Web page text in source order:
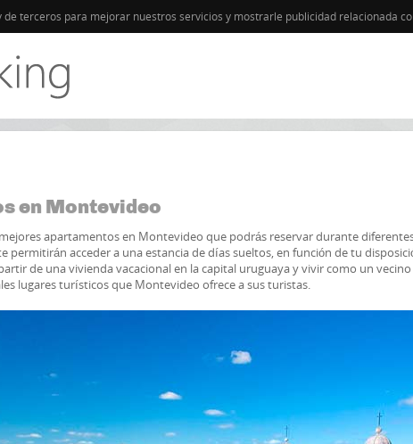
terceros para mejorar nuestros servicios y mostrarle publicidad relacionada
en Montevideo
apartamentos en Montevideo que podrás reservar durante
permitirán acceder a una estancia de días sueltos, en función de tu
de una vivienda vacacional en la capital uruguaya y vivir como un
lugares turísticos que Montevideo ofrece a sus turistas.